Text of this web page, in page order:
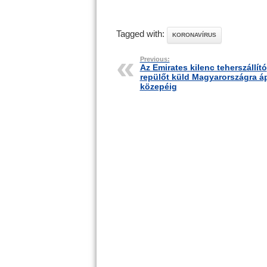
Tagged with: KORONAVÍRUS
Previous:
Az Emirates kilenc teherszállító
repülőt küld Magyarországra
közepéig